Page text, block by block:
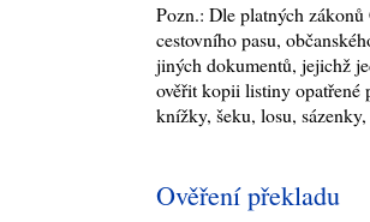
Pozn.: Dle platných
cestovního pasu,
jiných dokumentů, jejichž
ověřit kopii listiny opatřené
knížky, šeku, losu,
Ověření překladu